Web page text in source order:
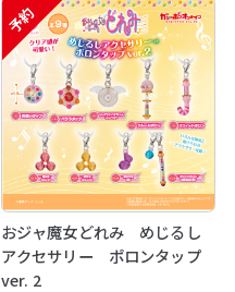
予約
おジャ魔女どれみ めじるし
アクセサリー ポロンタップ
ver. 2